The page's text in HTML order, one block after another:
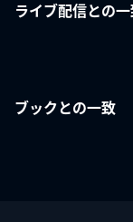
ライブ配信との
ブックとの一致